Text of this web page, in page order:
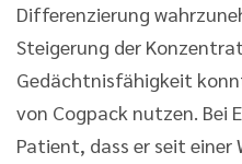
Differenzierung
Steigerung der
Gedächtnisfähigkeit
von Cogpack nutzen. Bei
Patient, dass er seit einer